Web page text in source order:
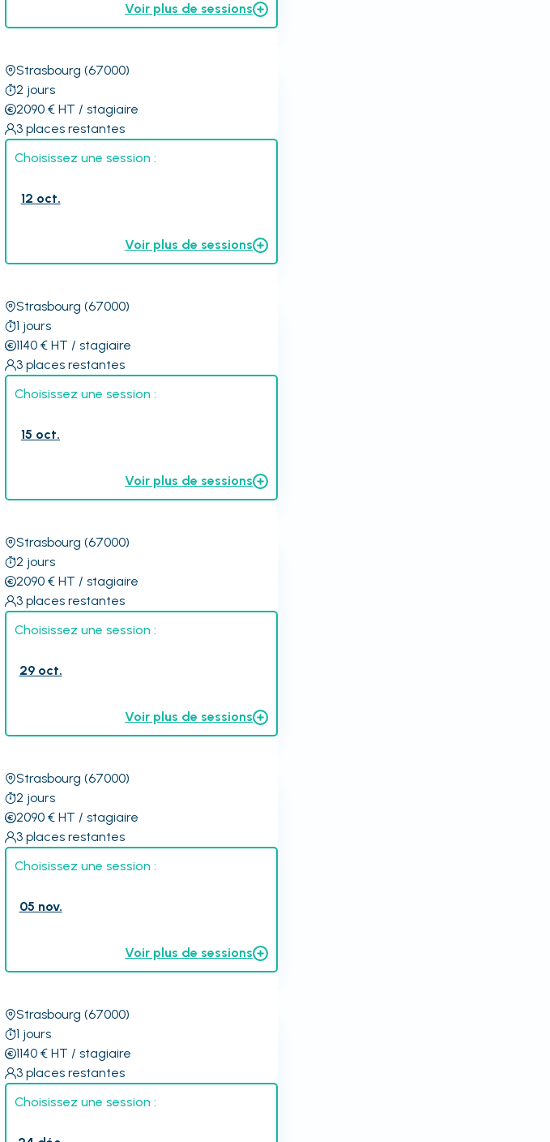
Voir plus de sessions
Strasbourg (67000)
2 jours
2090€ HT / stagiaire
3 places restantes
Choisissez une session :
12 oct.
Voir plus de sessions
Strasbourg (67000)
1 jours
1140€ HT / stagiaire
3 places restantes
Choisissez une session :
15 oct.
Voir plus de sessions
Strasbourg (67000)
2 jours
2090€ HT / stagiaire
3 places restantes
Choisissez une session :
29 oct.
Voir plus de sessions
Strasbourg (67000)
2 jours
2090€ HT / stagiaire
3 places restantes
Choisissez une session :
05 nov.
Voir plus de sessions
Strasbourg (67000)
1 jours
1140€ HT / stagiaire
3 places restantes
Choisissez une session :